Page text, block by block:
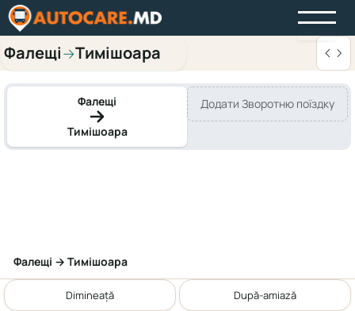
Фалещі→Тимішоара
Фалещі
Тимішоара
Додати Зворотню поїздку
Фалещі → Тимішоара
Dimineață După-amiază